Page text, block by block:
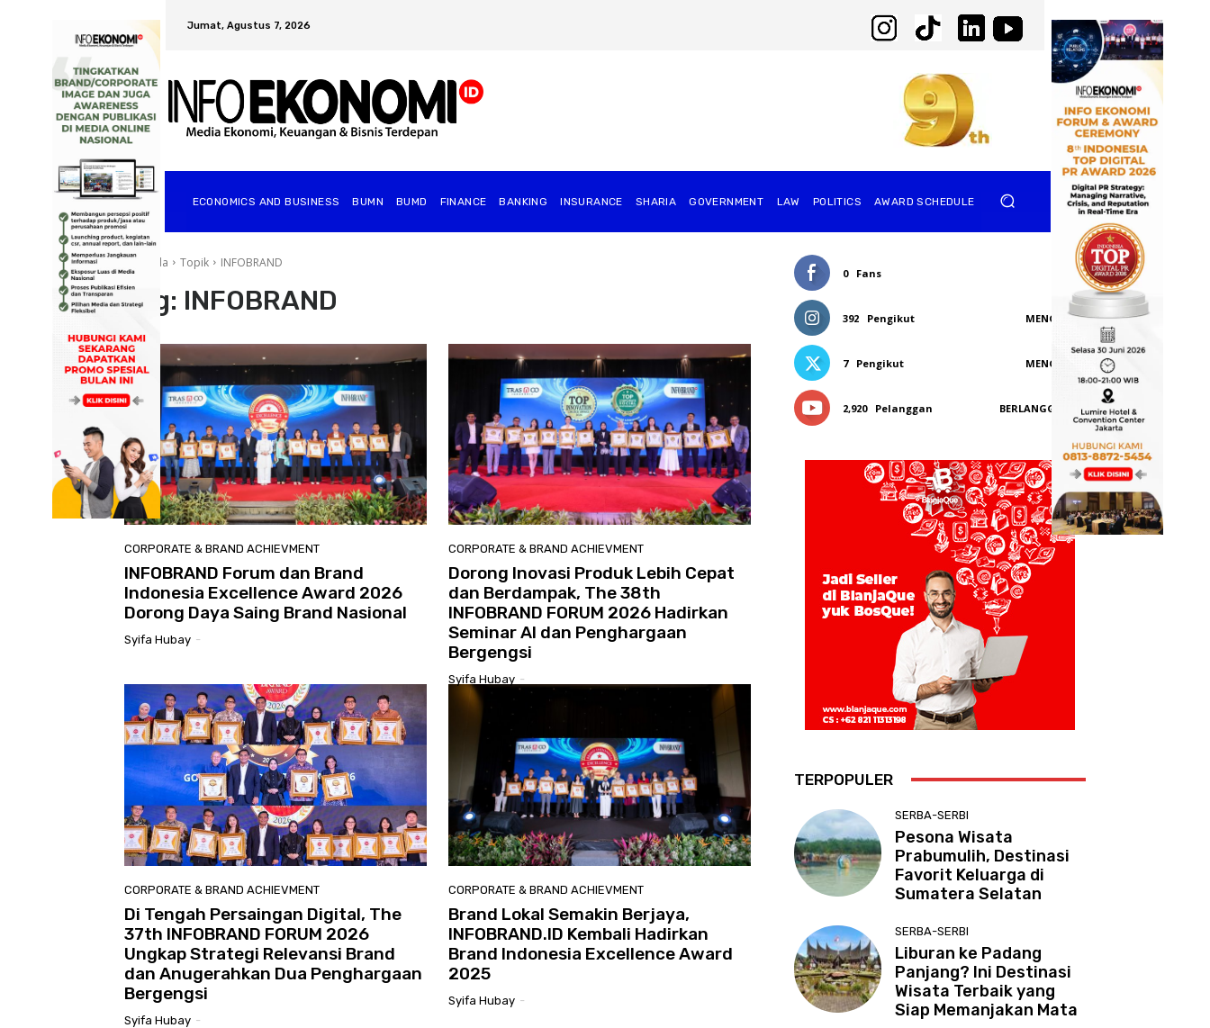
Jumat, Agustus 7, 2026
ECONOMICS AND BUSINESS BUMN BUMD FINANCE BANKING INSURANCE SHARIA GOVERNMENT ⁠LAW POLITICS AWARD SCHEDULE
Beranda Topik INFOBRAND
Tag: INFOBRAND
CORPORATE & BRAND ACHIEVMENT
INFOBRAND Forum dan Brand
Indonesia Excellence Award 2026
Dorong Daya Saing Brand Nasional
Syifa Hubay -
CORPORATE & BRAND ACHIEVMENT
Dorong Inovasi Produk Lebih Cepat
dan Berdampak, The 38th
INFOBRAND FORUM 2026 Hadirkan
Seminar AI dan Penghargaan
Bergengsi
Syifa Hubay -
CORPORATE & BRAND ACHIEVMENT
Di Tengah Persaingan Digital, The
37th INFOBRAND FORUM 2026
Ungkap Strategi Relevansi Brand
dan Anugerahkan Dua Penghargaan
Bergengsi
Syifa Hubay -
CORPORATE & BRAND ACHIEVMENT
Brand Lokal Semakin Berjaya,
INFOBRAND.ID Kembali Hadirkan
Brand Indonesia Excellence Award
2025
Syifa Hubay -
0 Fans SUKA
392 Pengikut MENGIKUTI
7 Pengikut MENGIKUTI
2,920 Pelanggan BERLANGGANAN
TERPOPULER
SERBA-SERBI
Pesona Wisata
Prabumulih, Destinasi
Favorit Keluarga di
Sumatera Selatan
SERBA-SERBI
Liburan ke Padang
Panjang? Ini Destinasi
Wisata Terbaik yang
Siap Memanjakan Mata